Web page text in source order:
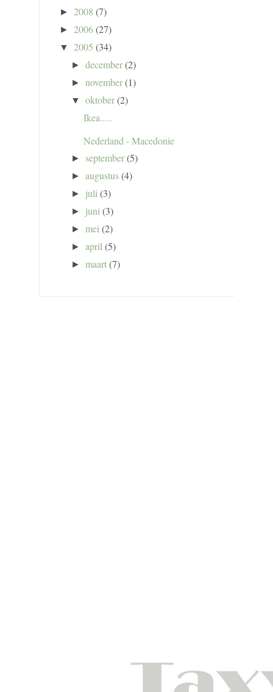
► 2008 (7)
► 2006(27)
▼ 2005 (34)
►december(2)
►november(1)
▼ oktober(2)
Ikea.....
Nederland - Macedonie
► september(5)
►augustus(4)
► juli(3)
► juni(3)
►mei(2)
►april(5)
►maart(7)